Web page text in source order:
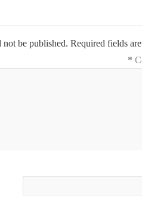
be published. Required fields
*